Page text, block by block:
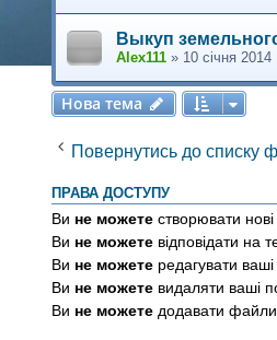
Выкуп
Alex111 » 10 січня 2014
Нова тема
Нова тема
Повернутись до списку
ПРАВА ДОСТУПУ
Ви не можете створювати
Ви не можете відповідати на
Ви не можете редагувати
Ви не можете видаляти ваші
Ви не можете додавати